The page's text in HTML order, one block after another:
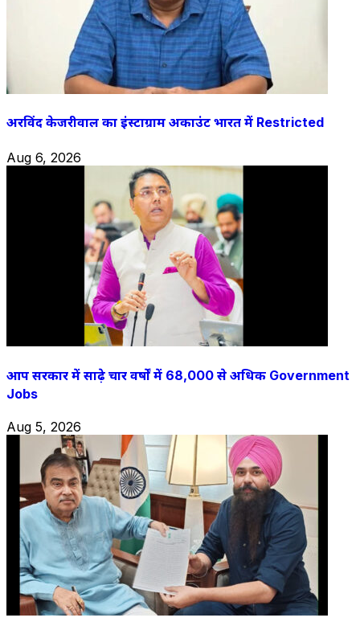
अरविंद केजरीवाल का इंस्टाग्राम अकाउंट भारत में Restricted
Aug 6, 2026
आप सरकार में साढ़े चार वर्षों में 68,000 से अधिक Government
Jobs
Aug 5, 2026